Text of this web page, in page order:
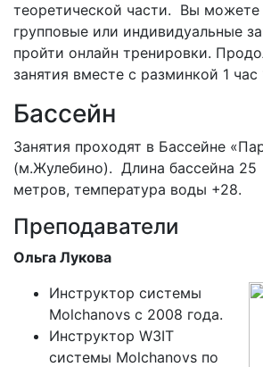
теоретической части. Вы можете
групповые или индивидуальные
пройти онлайн тренировки.
занятия вместе с разминкой 1 час
Бассейн
Занятия проходят в Бассейне
(м.Жулебино). Длина бассейна 25
метров, температура воды +28.
Преподаватели
Ольга Лукова
Инструктор системы
Molchanovs с 2008 года.
Инструктор W3IT
системы Molchanovs по